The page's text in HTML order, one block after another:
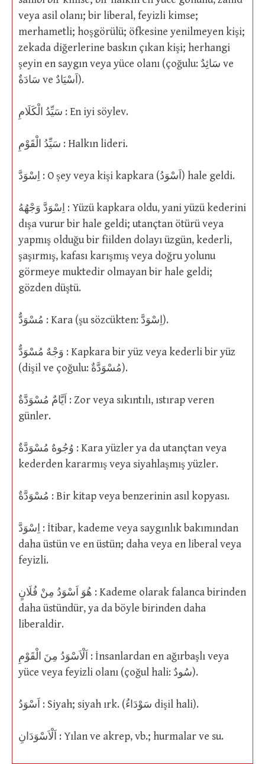
veya asil olanı; bir liberal, feyizli kimse;
merhametli; hoşgörülü; öfkesine yenilmeyen kişi;
zekada diğerlerine baskın çıkan kişi; herhangi
şeyin en saygın veya yüce olanı (çoğulu: سَائِدٌ ve
سَادَةٌ ve اَسْيَادٌ).
سَيِّدُ الْكَلَامِ : En iyi söylev.
سَيِّدُ الْقَوْمِ : Halkın lideri.
اِسْوَدَّ : O şey veya kişi kapkara (اَسْوَدُ) hale geldi.
اِسْوَدَّ وَجْهُهُ : Yüzü kapkara oldu, yani yüzü kederini
dışa vurur bir hale geldi; utançtan ötürü veya
yapmış olduğu bir fiilden dolayı üzgün, kederli,
şaşırmış, kafası karışmış veya doğru yolunu
görmeye muktedir olmayan bir hale geldi;
gözden düştü.
مُسْوَدٌّ : Kara (şu sözcükten: اِسْوَدَّ).
وَجْهٌ مُسْوَدٌّ : Kapkara bir yüz veya kederli bir yüz
(dişil ve çoğulu: مُسْوَدَّةٌ).
اَيَّامٌ مُسْوَدَّةٌ : Zor veya sıkıntılı, ıstırap veren
günler.
وُجُوهٌ مُسْوَدَّةٌ : Kara yüzler ya da utançtan veya
kederden kararmış veya siyahlaşmış yüzler.
مُسْوَدَّةٌ : Bir kitap veya benzerinin asıl kopyası.
اِسْوَدَّ : İtibar, kademe veya saygınlık bakımından
daha üstün ve en üstün; daha veya en liberal veya
feyizli.
هُوَ اَسْوَدُ مِنْ فُلَانٍ : Kademe olarak falanca birinden
daha üstündür, ya da böyle birinden daha
liberaldir.
اَلْاَسْوَدُ مِنَ الْقَوْمِ : İnsanlardan en ağırbaşlı veya
yüce veya feyizli olanı (çoğul hali: سُودٌ).
اَسْوَدُ : Siyah; siyah ırk. (سَوْدَاءُ dişil hali).
اَلْاَسْوَدَانِ : Yılan ve akrep, vb.; hurmalar ve su.